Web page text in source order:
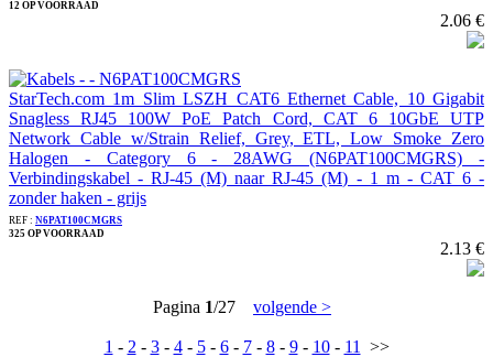
12 OP VOORRAAD
2.06 €
StarTech.com 1m Slim LSZH CAT6 Ethernet Cable, 10 Gigabit
Snagless RJ45 100W PoE Patch Cord, CAT 6 10GbE UTP
Network Cable w/Strain Relief, Grey, ETL, Low Smoke Zero
Halogen - Category 6 - 28AWG (N6PAT100CMGRS) -
Verbindingskabel - RJ-45 (M) naar RJ-45 (M) - 1 m - CAT 6 -
zonder haken - grijs
REF : N6PAT100CMGRS
325 OP VOORRAAD
2.13 €
Pagina 1/27 volgende >
1 - 2 - 3- 4- 5- 6- 7- 8- 9- 10- 11 >>